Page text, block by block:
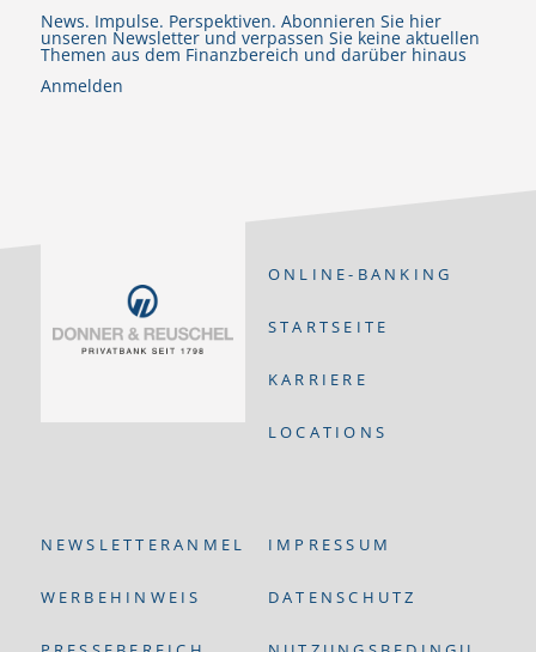
News. Impulse. Perspektiven. Abonnieren Sie hier
unseren Newsletter und verpassen Sie keine aktuellen
Themen aus dem Finanzbereich und darüber hinaus
Anmelden
ONLINE-BANKING
STARTSEITE
KARRIERE
LOCATIONS
NEWSLETTERANMELDUNG
WERBEHINWEIS
IMPRESSUM
DATENSCHUTZ